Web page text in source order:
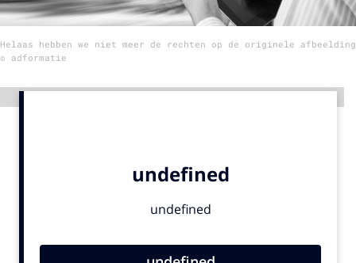
12 nov: MarketingLive!
Adverteren
Events
Helaas hebben we niet meer de rechten op de originele afbeelding
© adformatie